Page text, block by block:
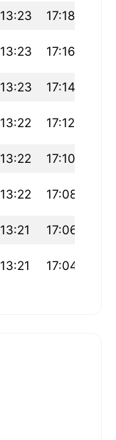
13:23 17:18
13:23 17:16
13:23 17:14
13:22 17:12
13:22 17:10
13:22 17:08
13:21 17:06
13:21 17:04